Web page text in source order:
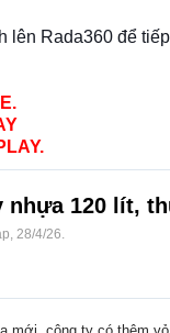
Rada360 để
120 lít,
, 28/4/26.